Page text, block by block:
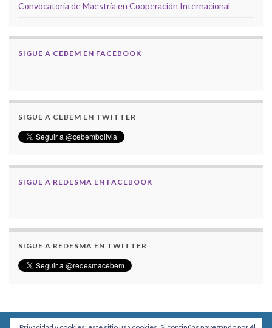
Convocatoria de Maestría en Cooperación Internacional
SIGUE A CEBEM EN FACEBOOK
SIGUE A CEBEM EN TWITTER
SIGUE A REDESMA EN FACEBOOK
SIGUE A REDESMA EN TWITTER